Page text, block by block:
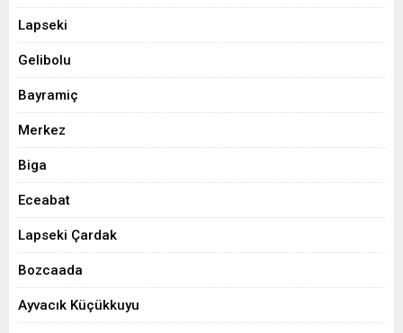
Lapseki
Gelibolu
Bayramiç
Merkez
Biga
Eceabat
Lapseki Çardak
Bozcaada
Ayvacık Küçükkuyu